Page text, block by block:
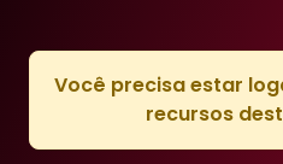
Você precisa estar
recursos